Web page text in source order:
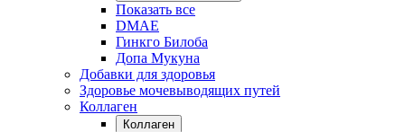
Показать все
DMAE
Гинкго Билоба
Допа Мукуна
Добавки для здоровья
Здоровье мочевыводящих путей
Коллаген
Коллаген